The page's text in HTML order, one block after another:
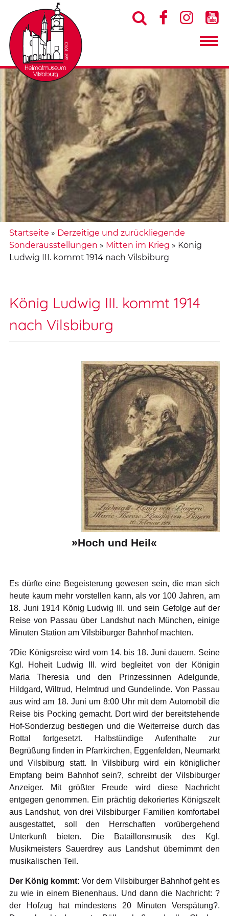
   
Startseite » Derzeitige und zurückliegende
Sonderausstellungen » Mitten im Krieg » König
Ludwig III. kommt 1914 nach Vilsbiburg
König Ludwig III. kommt 1914
nach Vilsbiburg
»Hoch und Heil«
Es dürfte eine Begeisterung gewesen sein, die man sich
heute kaum mehr vorstellen kann, als vor 100 Jahren, am
18. Juni 1914 König Ludwig III. und sein Gefolge auf der
Reise von Passau über Landshut nach München, einige
Minuten Station am Vilsbiburger Bahnhof machten.
?Die Königsreise wird vom 14. bis 18. Juni dauern. Seine
Kgl. Hoheit Ludwig III. wird begleitet von der Königin
Maria Theresia und den Prinzessinnen Adelgunde,
Hildgard, Wiltrud, Helmtrud und Gundelinde. Von Passau
aus wird am 18. Juni um 8:00 Uhr mit dem Automobil die
Reise bis Pocking gemacht. Dort wird der bereitstehende
Hof-Sonderzug bestiegen und die Weiterreise durch das
Rottal fortgesetzt. Halbstündige Aufenthalte zur
Begrüßung finden in Pfarrkirchen, Eggenfelden, Neumarkt
und Vilsbiburg statt. In Vilsbiburg wird ein königlicher
Empfang beim Bahnhof sein?, schreibt der Vilsbiburger
Anzeiger. Mit größter Freude wird diese Nachricht
entgegen genommen. Ein prächtig dekoriertes Königszelt
aus Landshut, von drei Vilsbiburger Familien komfortabel
ausgestattet, soll den Herrschaften vorübergehend
Unterkunft bieten. Die Bataillonsmusik des Kgl.
Musikmeisters Sauerdrey aus Landshut übernimmt den
musikalischen Teil.
Der König kommt: Vor dem Vilsbiburger Bahnhof geht es
zu wie in einem Bienenhaus. Und dann die Nachricht: ?
der Hofzug hat mindestens 20 Minuten Verspätung?.